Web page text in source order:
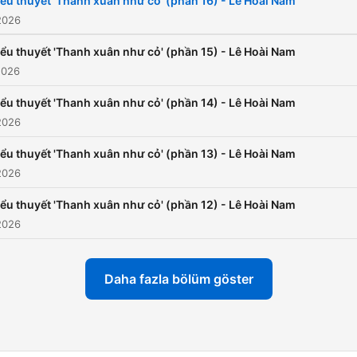
thuyết 'Thanh xuân như cỏ' (phần 15) - Lê Hoài Nam
thuyết 'Thanh xuân như cỏ' (phần 14) - Lê Hoài Nam
thuyết 'Thanh xuân như cỏ' (phần 13) - Lê Hoài Nam
thuyết 'Thanh xuân như cỏ' (phần 12) - Lê Hoài Nam
Daha fazla bölüm göster